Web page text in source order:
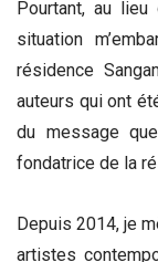
Pourtant, au
situation
résidence
auteurs qui ont
du message
fondatrice de la
Depuis 2014, je
artistes